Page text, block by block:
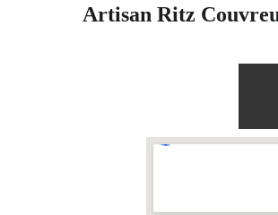
Artisan Ritz